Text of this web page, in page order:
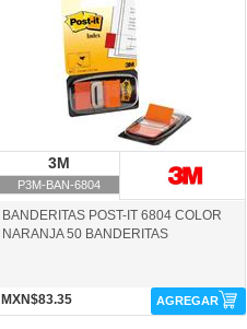
3M
P3M-BAN-6804
BANDERITAS POST-IT 6804 COLOR
NARANJA 50 BANDERITAS
MXN$83.35 AGREGAR